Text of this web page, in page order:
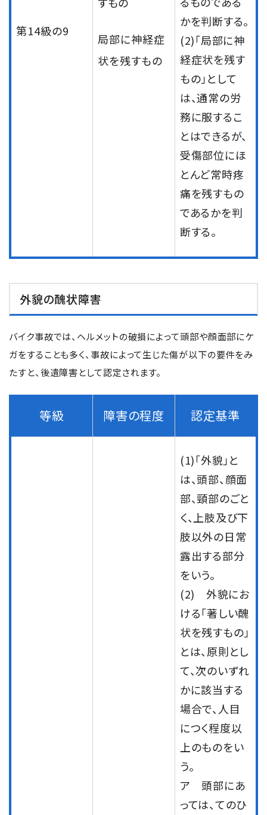
第14級の9
局部に神経症
状を残すもの
かを判断する。
(2)「局部に神
経症状を残す
もの」として
は、通常の労
務に服するこ
とはできるが、
受傷部位にほ
とんど常時疼
痛を残すもの
であるかを判
断する。
外貌の醜状障害
バイク事故では、ヘルメットの破損によって頭部や顔面部にケ
ガをすることも多く、事故によって生じた傷が以下の要件をみ
たすと、後遺障害として認定されます。
等級 障害の程度 認定基準
(1)「外貌」と
は、頭部、顔面
部、頸部のごと
く、上肢及び下
肢以外の日常
露出する部分
をいう。
(2) 外貌にお
ける「著しい醜
状を残すもの」
とは、原則とし
て、次のいずれ
かに該当する
場合で、人目
につく程度以
上のものをい
う。
ア 頭部にあ
っては、てのひ